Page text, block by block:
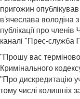
пригожин
в'ячеслава володіна
публікації про
каналі "Прес-служба
"Прошу вас
Кримінального
"Про дискредитацію
тому числі колишніх